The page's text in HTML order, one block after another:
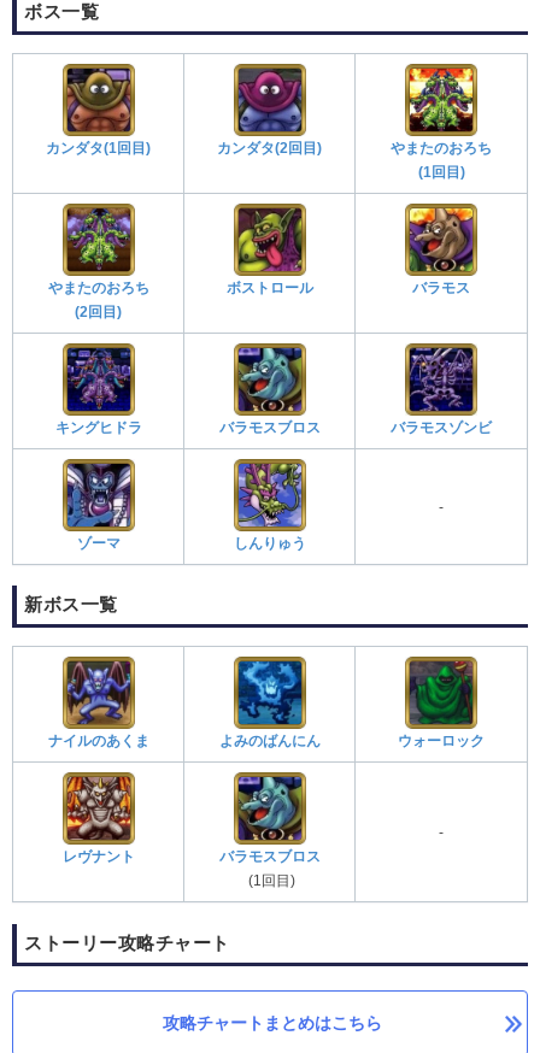
ボス一覧
カンダタ(1回目) カンダタ(2回目)
やまたのおろち
(1回目)
やまたのおろち
(2回目)
ボストロール バラモス
キングヒドラ バラモスブロス バラモスゾンビ
ゾーマ しんりゅう
-
新ボス一覧
ナイルのあくま よみのばんにん ウォーロック
レヴナント
バラモスブロス
(1回目)
-
ストーリー攻略チャート
攻略チャートまとめはこちら